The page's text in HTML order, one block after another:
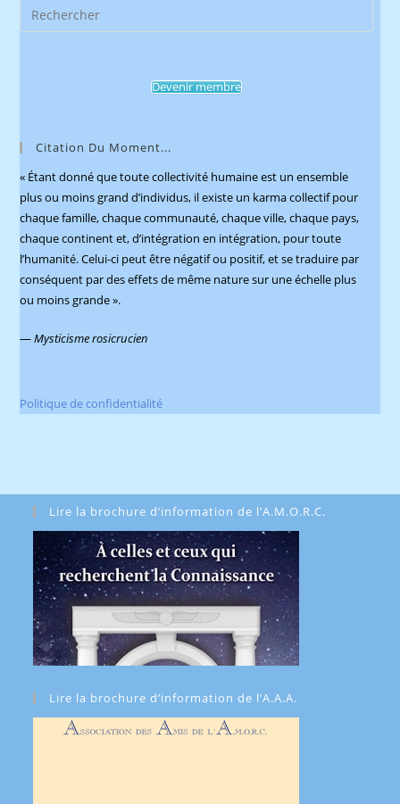
Devenir membre
Citation Du Moment...
« Étant donné que toute collectivité humaine est un ensemble
plus ou moins grand d’individus, il existe un karma collectif pour
chaque famille, chaque communauté, chaque ville, chaque pays,
chaque continent et, d’intégration en intégration, pour toute
l’humanité. Celui-ci peut être négatif ou positif, et se traduire par
conséquent par des effets de même nature sur une échelle plus
ou moins grande ».
—Mysticisme rosicrucien
Politique de confidentialité
Lire la brochure d’information de l’A.M.O.R.C.
Lire la brochure d’information de l’A.A.A.